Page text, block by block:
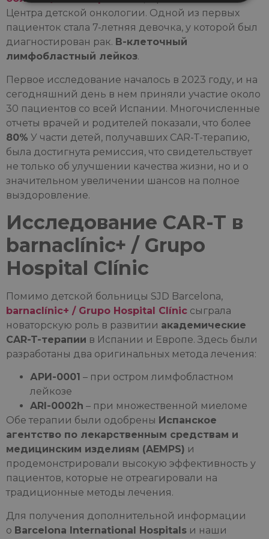
Центра детской онкологии. Одной из первых
пациенток стала 7-летняя девочка, у которой был
диагностирован рак. В-клеточный
лимфобластный лейкоз.
Первое исследование началось в 2023 году, и на
сегодняшний день в нем приняли участие около
30 пациентов со всей Испании. Многочисленные
отчеты врачей и родителей показали, что более
80% У части детей, получавших CAR-T-терапию,
была достигнута ремиссия, что свидетельствует
не только об улучшении качества жизни, но и о
значительном увеличении шансов на полное
выздоровление.
Исследование CAR-T в
barnaclínic+ / Grupo
Hospital Clínic
Помимо детской больницы SJD Barcelona,
barnaclínic+ / Grupo Hospital Clínic сыграла
новаторскую роль в развитии академические
CAR-T-терапии в Испании и Европе. Здесь были
разработаны два оригинальных метода лечения:
АРИ-0001 – при остром лимфобластном
лейкозе
ARI-0002h – при множественной миеломе
Обе терапии были одобрены Испанское
агентство по лекарственным средствам и
медицинским изделиям (AEMPS) и
продемонстрировали высокую эффективность у
пациентов, которые не отреагировали на
традиционные методы лечения.
Для получения дополнительной информации
о Barcelona International Hospitals и наши